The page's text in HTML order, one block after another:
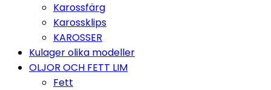
Karossfärg
Karossklips
KAROSSER
Kulager olika modeller
OLJOR OCH FETT LIM
Fett